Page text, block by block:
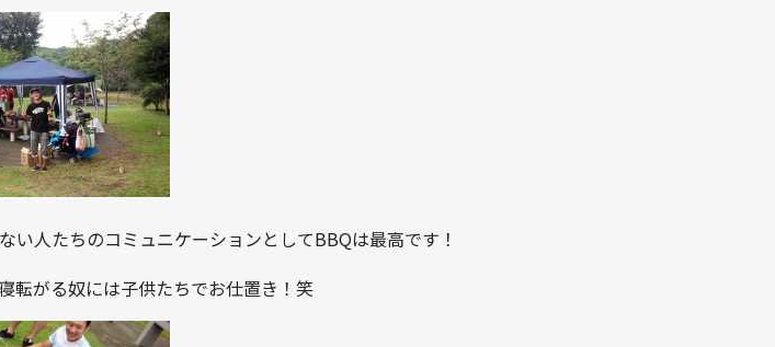
い人たちのコミュニケーションとしてBBQは最高です！
転がる奴には子供たちでお仕置き！笑